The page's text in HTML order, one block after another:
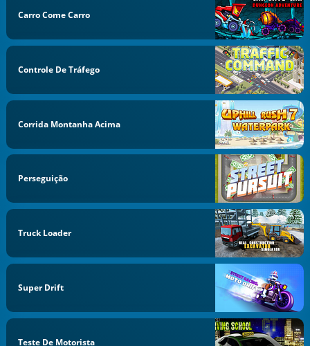
Carro Come Carro
Controle De Tráfego
Corrida Montanha Acima
Perseguição
Truck Loader
Super Drift
Teste De Motorista